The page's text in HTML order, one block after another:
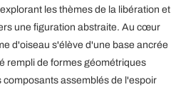
les thèmes de la libération et
une figuration abstraite. Au cœur
d'oiseau s'élève d'une base ancrée
rempli de formes géométriques
assemblés de l'espoir